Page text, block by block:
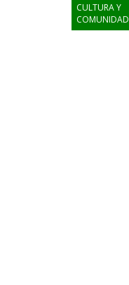
CULTURA Y
COMUNIDAD